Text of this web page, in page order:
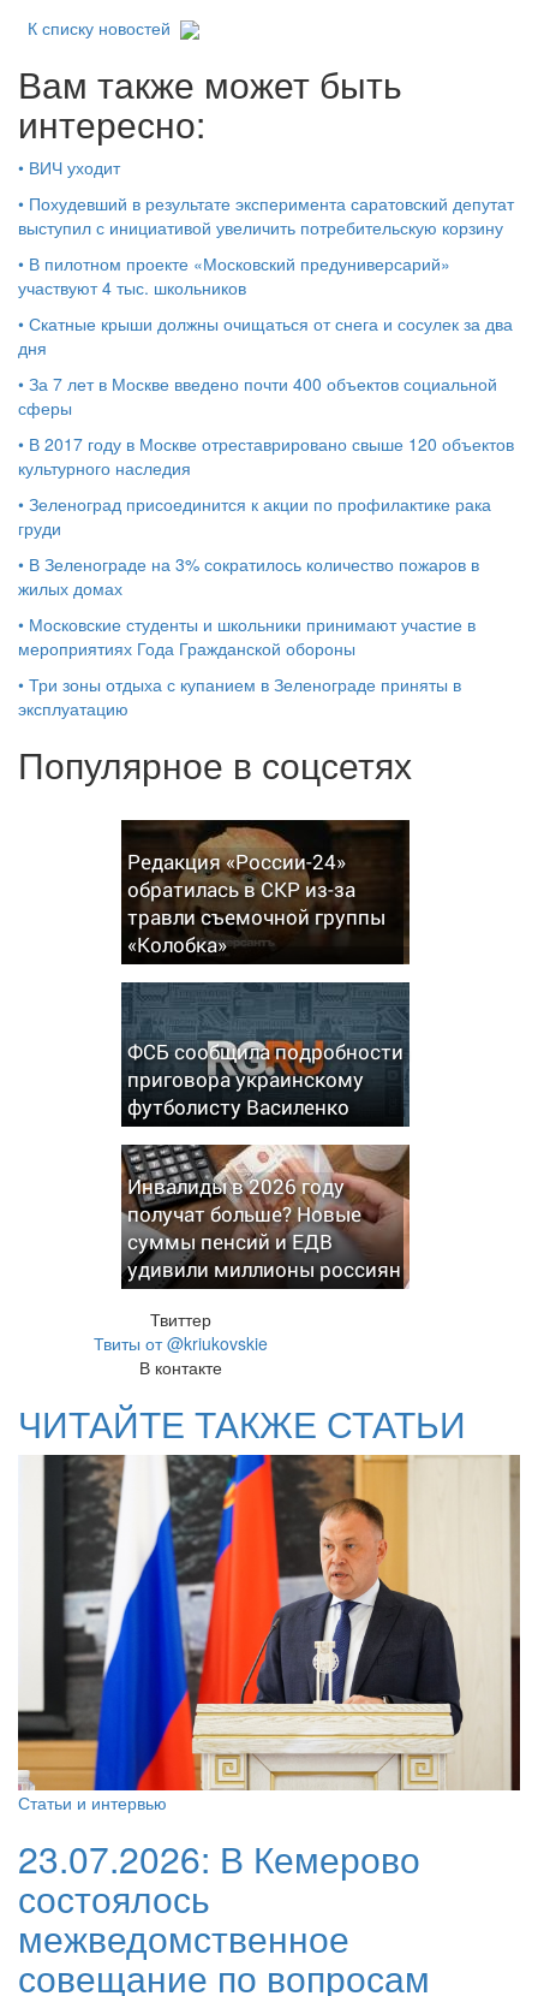
К списку новостей
Вам также может быть
интересно:
• ВИЧ уходит
• Похудевший в результате эксперимента саратовский депутат
выступил с инициативой увеличить потребительскую корзину
• В пилотном проекте «Московский предуниверсарий»
участвуют 4 тыс. школьников
• Скатные крыши должны очищаться от снега и сосулек за два
дня
• За 7 лет в Москве введено почти 400 объектов социальной
сферы
• В 2017 году в Москве отреставрировано свыше 120 объектов
культурного наследия
• Зеленоград присоединится к акции по профилактике рака
груди
• В Зеленограде на 3% сократилось количество пожаров в
жилых домах
• Московские студенты и школьники принимают участие в
мероприятиях Года Гражданской обороны
• Три зоны отдыха с купанием в Зеленограде приняты в
эксплуатацию
Популярное в соцсетях
Редакция «России-24»
обратилась в СКР из-за
травли съемочной группы
«Колобка»
ФСБ сообщила подробности
приговора украинскому
футболисту Василенко
Инвалиды в 2026 году
получат больше? Новые
суммы пенсий и ЕДВ
удивили миллионы россиян
Твиттер
Твиты от @kriukovskie
В контакте
ЧИТАЙТЕ ТАКЖЕ СТАТЬИ
Статьи и интервью
23.07.2026: В Кемерово
состоялось
межведомственное
совещание по вопросам